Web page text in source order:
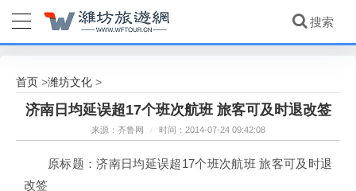
首页 >潍坊文化 >
济南日均延误超17个班次航班 旅客可及时退改签
来源：齐鲁网 / 时间：2014-07-24 09:42:08
原标题：济南日均延误超17个班次航班 旅客可及时退
改签